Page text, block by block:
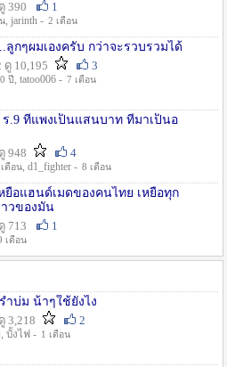
390
1
, jarinth - 2 เดือน
ลูกๆผมเองครับ กว่าจะรวบรวมได้
10,195
3
ปี , tatoo006 - 7 เดือน
.9 ที่แพงเป็นแสนบาท ที่มาเป็นอ
948
4
ดือน, d1_fighter - 8 เดือน
ยื่อแฮนด์เมดของคนไทย เหยื่อทุก
าวของมัน
713
1
เดือน
ำบ่ม น้าๆใช้ยังไง
3,218
2
, บั้งไฟ - 1 เดือน